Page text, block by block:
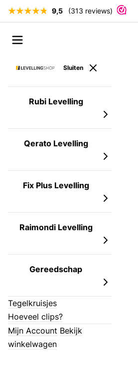
9,5 (313 reviews)
Open menu
Sluiten
Rubi Levelling
Qerato Levelling
Fix Plus Levelling
Raimondi Levelling
Gereedschap
Tegelkruisjes
Hoeveel clips?
Mijn Account Bekijk
winkelwagen